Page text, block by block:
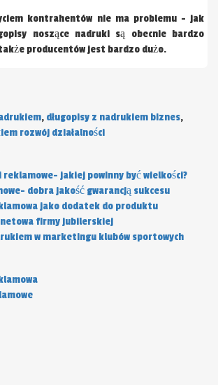
kontrahentów nie ma problemu – jak
noszące nadruki są obecnie bardzo
producentów jest bardzo dużo.
, długopisy z nadrukiem biznes,
rozwój działalności
jakiej powinny być wielkości?
dobra jakość gwarancją sukcesu
jako dodatek do produktu
firmy jubilerskiej
w marketingu klubów sportowych